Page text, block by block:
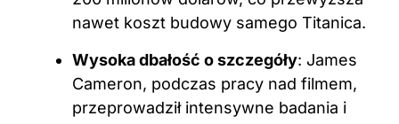
nawet koszt budowy samego Titanica.
Wysoka dbałość o szczegóły: James
Cameron, podczas pracy nad filmem,
przeprowadził intensywne badania i